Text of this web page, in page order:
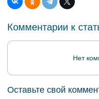
Комментарии к
Нет
Оставьте свой